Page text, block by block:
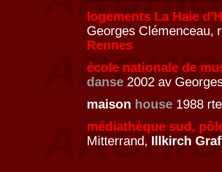
logements La Haie
Georges Clémenceau,
Rennes
école nationale de
danse 2002 av
maison house 1988
médiathèque sud,
Mitterrand, Illkirch